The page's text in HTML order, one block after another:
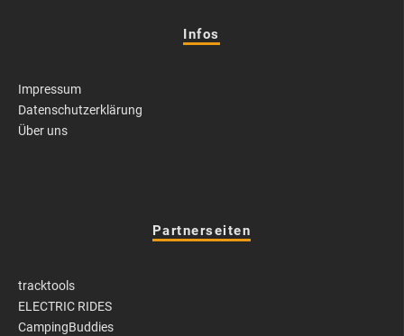
Infos
Impressum
Datenschutzerklärung
Über uns
Partnerseiten
tracktools
ELECTRIC RIDES
CampingBuddies